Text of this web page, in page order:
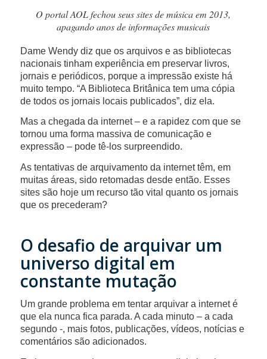
O portal AOL fechou seus sites de música em 2013,
apagando anos de informações musicais
Dame Wendy diz que os arquivos e as bibliotecas
nacionais tinham experiência em preservar livros,
jornais e periódicos, porque a impressão existe há
muito tempo. “A Biblioteca Britânica tem uma cópia
de todos os jornais locais publicados”, diz ela.
Mas a chegada da internet – e a rapidez com que se
tornou uma forma massiva de comunicação e
expressão – pode tê-los surpreendido.
As tentativas de arquivamento da internet têm, em
muitas áreas, sido retomadas desde então. Esses
sites são hoje um recurso tão vital quanto os jornais
que os precederam?
O desafio de arquivar um
universo digital em
constante mutação
Um grande problema em tentar arquivar a internet é
que ela nunca fica parada. A cada minuto – a cada
segundo -, mais fotos, publicações, vídeos, notícias e
comentários são adicionados.